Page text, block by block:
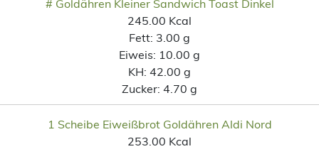
# Goldähren Kleiner Sandwich Toast Dinkel
245.00 Kcal
Fett: 3.00 g
Eiweis: 10.00 g
KH: 42.00 g
Zucker: 4.70 g
1 Scheibe Eiweißbrot Goldähren Aldi Nord
253.00 Kcal